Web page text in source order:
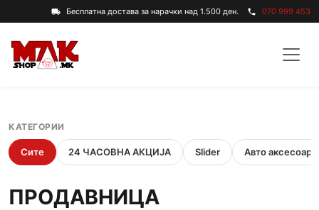
local_shipping Бесплатна достава за нарачки над 1.500 ден. phone 070 999 453
КАТЕГОРИИ
Сите 24 ЧАСОВНА АКЦИЈА Slider Авто аксесоари
ПРОДАВНИЦА